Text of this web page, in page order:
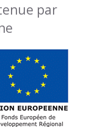
par